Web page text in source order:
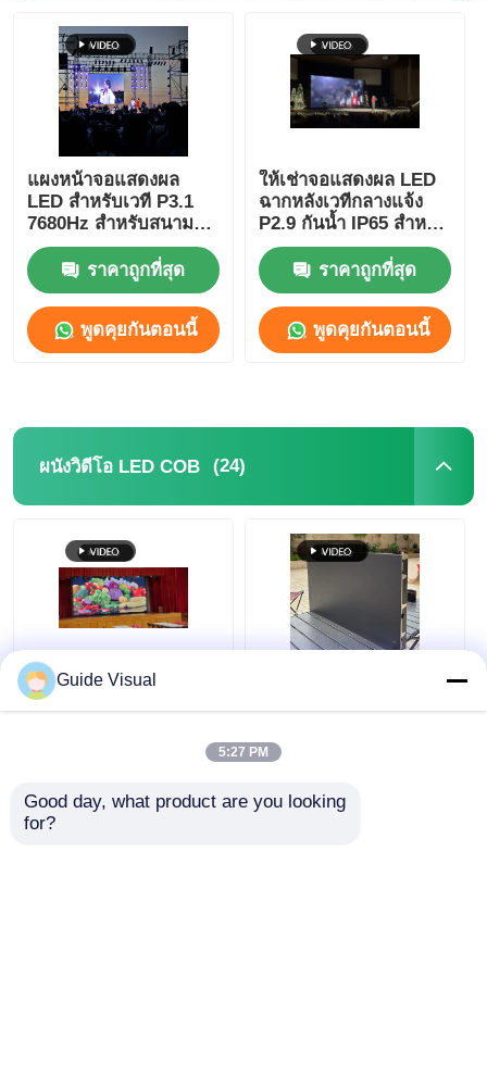
แผงหน้าจอแสดงผล
LED สำหรับเวที P3.1
7680Hz สำหรับสนาม
กีฬาฟุตบอล ความ
ละเอียดสูงราคาถูกที่สุด
พูดคุยกันตอนนี้
ให้เช่าจอแสดงผล LED
ฉากหลังเวทีกลางแจ้ง
P2.9 กันน้ำ IP65 สำหรับ
คอนเสิร์ต
ราคาถูกที่สุด
พูดคุยกันตอนนี้
ผนังวิดีโอ LED COB (24)
หน้าจอแสดงผลวิดีโอ
LED COB ระยะพิทช์
จอแสดงผล Micro Pixel
Pitch สำหรับวิดีโอวอลล์
สะท้อน 3840HZ
Guide Visual
5:27 PM
Good day, what product are you looking
for?